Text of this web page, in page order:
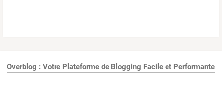
Overblog : Votre Plateforme de Blogging Facile et Performante